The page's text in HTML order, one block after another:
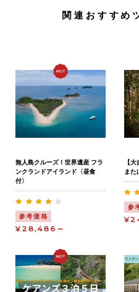
関連おすすめ
無人島クルーズ！世界遺産 フラ
ンクランドアイランド〈昼食
付〉
参考価格
¥28,486～
【
また
参